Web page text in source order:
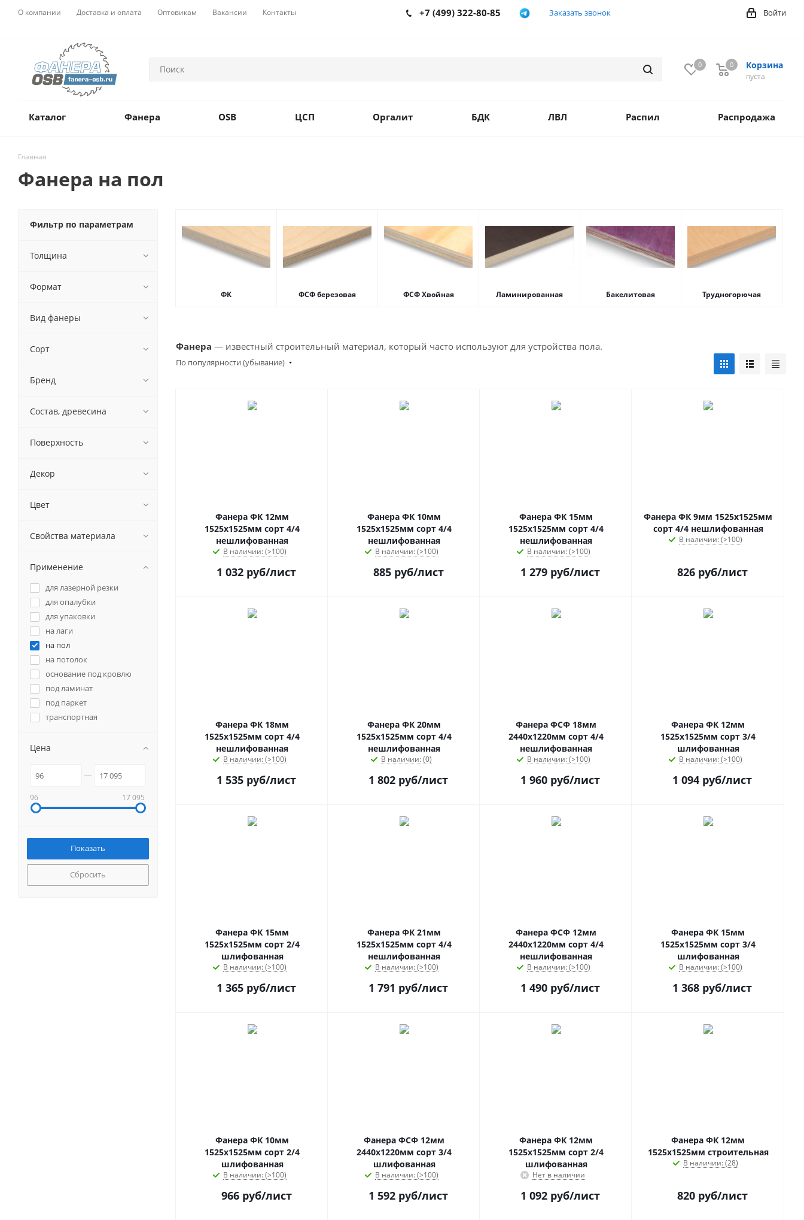
О компании Доставка и оплата Оптовикам Вакансии Контакты Войти
+7 (499) 322-80-85 Заказать звонок
0 Корзина
0
пуста
0
Каталог Фанера OSB ЦСП Оргалит БДК ЛВЛ Распил Распродажа
Главная
Фанера на пол
ФК ФСФ березовая ФСФ Хвойная Ламинированная Бакелитовая Трудногорючая
Фанера — известный строительный материал, который часто используют для устройства пола.
По популярности (убывание)
Фанера ФК 12мм
1525х1525мм сорт 4/4
нешлифованная
В наличии: (>100)
1 032 руб/лист
Фанера ФК 10мм
1525х1525мм сорт 4/4
нешлифованная
В наличии: (>100)
885руб/лист
Фанера ФК 15мм
1525х1525мм сорт 4/4
нешлифованная
В наличии: (>100)
1 279 руб/лист
Фанера ФК 9мм 1525х1525мм
сорт 4/4 нешлифованная
В наличии: (>100)
826руб/лист
Фанера ФК 18мм
1525х1525мм сорт 4/4
нешлифованная
В наличии: (>100)
1 535 руб/лист
Фанера ФК 20мм
1525х1525мм сорт 4/4
нешлифованная
В наличии: (0)
1 802 руб/лист
Фанера ФСФ 18мм
2440х1220мм сорт 4/4
нешлифованная
В наличии: (>100)
1 960 руб/лист
Фанера ФК 12мм
1525х1525мм сорт 3/4
шлифованная
В наличии: (>100)
1 094 руб/лист
Фанера ФК 15мм
1525х1525мм сорт 2/4
шлифованная
В наличии: (>100)
1 365 руб/лист
Фанера ФК 21мм
1525х1525мм сорт 4/4
нешлифованная
В наличии: (>100)
1 791 руб/лист
Фанера ФСФ 12мм
2440х1220мм сорт 4/4
нешлифованная
В наличии: (>100)
1 490 руб/лист
Фанера ФК 15мм
1525х1525мм сорт 3/4
шлифованная
В наличии: (>100)
1 368 руб/лист
Фанера ФК 10мм
1525х1525мм сорт 2/4
шлифованная
В наличии: (>100)
966руб/лист
Фанера ФСФ 12мм
2440х1220мм сорт 3/4
шлифованная
В наличии: (>100)
1 592 руб/лист
Фанера ФК 12мм
1525х1525мм сорт 2/4
шлифованная
Нет в наличии
1 092 руб/лист
Фанера ФК 12мм
1525х1525мм строительная
В наличии: (28)
820руб/лист
Фильтр по параметрам
Толщина
Формат
Вид фанеры
Сорт
Бренд
Состав, древесина
Поверхность
Декор
Цвет
Свойства материала
Применение
для лазерной резки
для опалубки
для упаковки
на лаги
на пол
на потолок
основание под кровлю
под ламинат
под паркет
транспортная
Цена
96 17 095
Сбросить